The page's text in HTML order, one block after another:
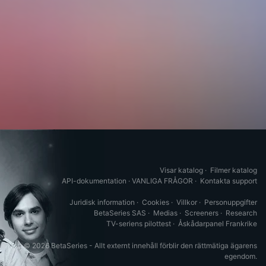
Visar katalog · Filmer katalog
API-dokumentation · VANLIGA FRÅGOR · Kontakta support
Juridisk information · Cookies · Villkor · Personuppgifter
BetaSeries SAS · Medias · Screeners · Research
TV-seriens pilottest · Åskådarpanel Frankrike
© 2026 BetaSeries - Allt externt innehåll förblir den rättmätiga ägarens
egendom.